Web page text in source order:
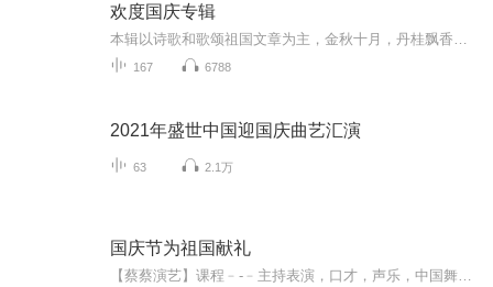
欢度国庆专辑
167 6788
2021年盛世中国迎国庆曲艺汇演
63 2.1万
国庆节为祖国献礼